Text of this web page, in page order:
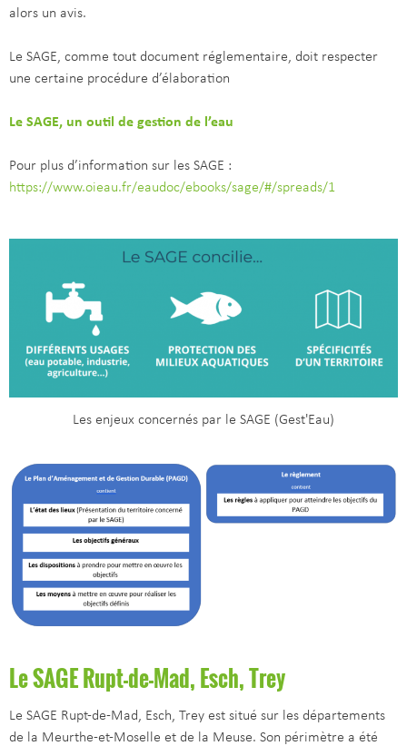
Les enjeux concernés par le SAGE (Gest'Eau)
alors un avis.
Le SAGE, comme tout document réglementaire, doit respecter
une certaine procédure d’élaboration
Le SAGE, un outil de gestion de l’eau
Pour plus d’information sur les SAGE :
https://www.oieau.fr/eaudoc/ebooks/sage/#/spreads/1
Le SAGE Rupt-de-Mad, Esch, Trey
Le SAGE Rupt-de-Mad, Esch, Trey est situé sur les départements
de la Meurthe-et-Moselle et de la Meuse. Son périmètre a été